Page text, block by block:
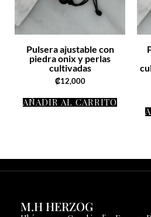
Pulsera ajustable con
piedra onix y perlas
cultivadas
₡12,000
AÑADIR AL CARRITO
M.H HERZOG